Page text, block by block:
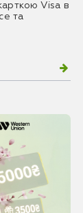
Visa в
та